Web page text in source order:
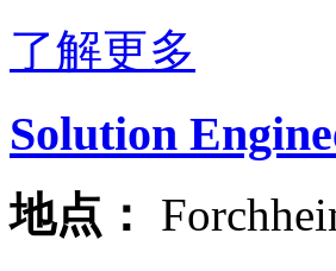
了解更多
Solution
地点：